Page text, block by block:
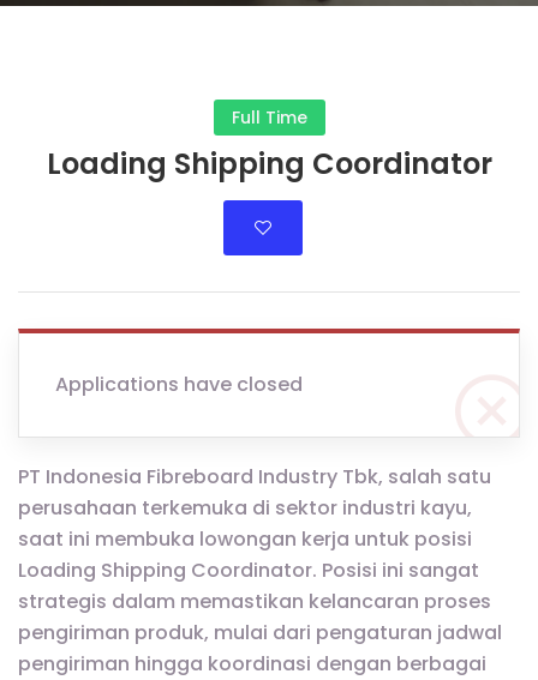
Full Time
Loading Shipping Coordinator
Applications have closed
PT Indonesia Fibreboard Industry Tbk, salah satu
perusahaan terkemuka di sektor industri kayu,
saat ini membuka lowongan kerja untuk posisi
Loading Shipping Coordinator. Posisi ini sangat
strategis dalam memastikan kelancaran proses
pengiriman produk, mulai dari pengaturan jadwal
pengiriman hingga koordinasi dengan berbagai